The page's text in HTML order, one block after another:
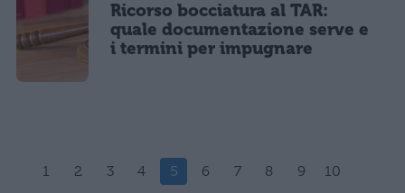
Ricorso bocciatura al TAR:
quale documentazione serve e
i termini per impugnare
1 2 3 4 5 6 7 8 9 10